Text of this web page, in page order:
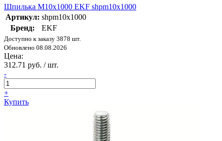
Шпилька М10х1000 EKF shpm10х1000
Артикул: shpm10x1000
Бренд:
EKF
Доступно к заказу 3878 шт.
Обновлено 08.08.2026
Цена:
312.71 руб. / шт.
-
+
Купить